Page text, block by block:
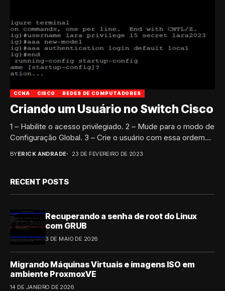
CCNA CISCO REDES DE COMPUTADORES
Criando um Usuário no Switch Cisco
1 – Habilite o acesso privilegiado. 2 – Mude para o modo de
Configuração Global. 3 – Crie o usuário com essa ordem...
BYERICK ANDRADE 23 DE FEVEREIRO DE 2023
RECENT POSTS
Recuperando a senha de root do Linux
com GRUB
3 DE MAIO DE 2026
Migrando Máquinas Virtuais e imagens ISO em
ambiente ProxmoxVE
14 DE JANEIRO DE 2026